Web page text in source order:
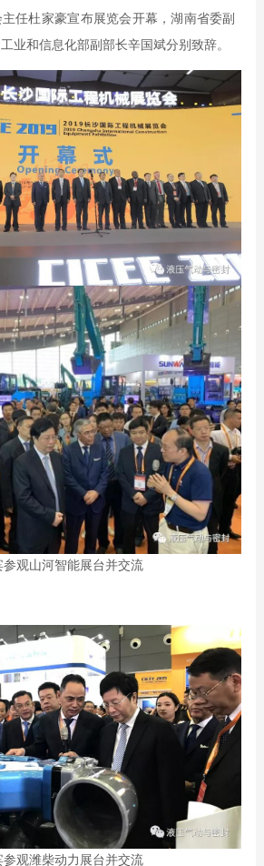
任杜家豪宣布展览会开幕，湖南省委副
业和信息化部副部长辛国斌分别致辞。
参观山河智能展台并交流
参观潍柴动力展台并交流